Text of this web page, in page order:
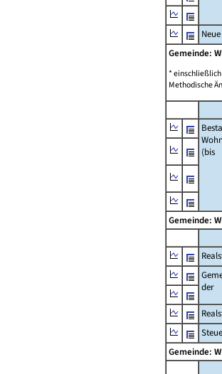
Gemeinde:
*
Methodische
(bis
Gemeinde:
der
Gemeinde: